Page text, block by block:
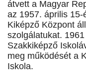
átvett a Magyar
az 1957. április
Kiképző Központ
szolgálatukat.
Szakkiképző
meg működését a
Iskola.